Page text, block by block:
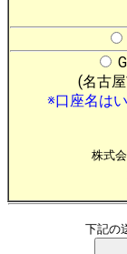
(名古
※口座名は
株式
下記の